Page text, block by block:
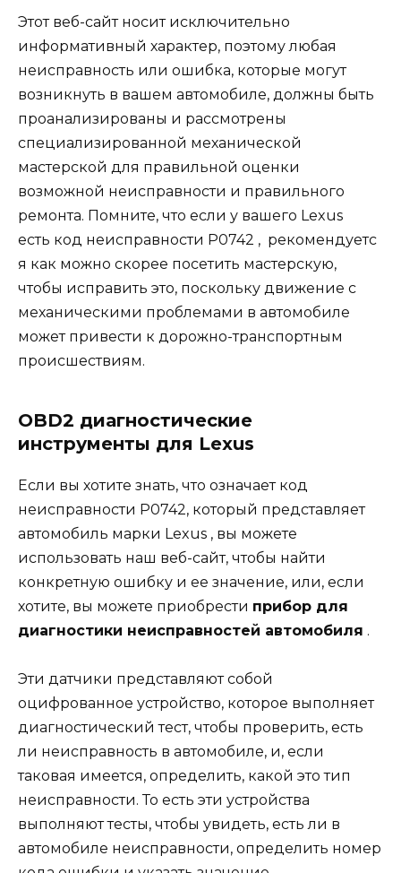
Этот веб-сайт носит исключительно
информативный характер, поэтому любая
неисправность или ошибка, которые могут
возникнуть в вашем автомобиле, должны быть
проанализированы и рассмотрены
специализированной механической
мастерской для правильной оценки
возможной неисправности и правильного
ремонта. Помните, что если у вашего Lexus
есть код неисправности P0742 , рекомендуетс
я как можно скорее посетить мастерскую,
чтобы исправить это, поскольку движение с
механическими проблемами в автомобиле
может привести к дорожно-транспортным
происшествиям.
OBD2 диагностические
инструменты для Lexus
Если вы хотите знать, что означает код
неисправности P0742, который представляет
автомобиль марки Lexus , вы можете
использовать наш веб-сайт, чтобы найти
конкретную ошибку и ее значение, или, если
хотите, вы можете приобрести прибор для
диагностики неисправностей автомобиля .
Эти датчики представляют собой
оцифрованное устройство, которое выполняет
диагностический тест, чтобы проверить, есть
ли неисправность в автомобиле, и, если
таковая имеется, определить, какой это тип
неисправности. То есть эти устройства
выполняют тесты, чтобы увидеть, есть ли в
автомобиле неисправности, определить номер